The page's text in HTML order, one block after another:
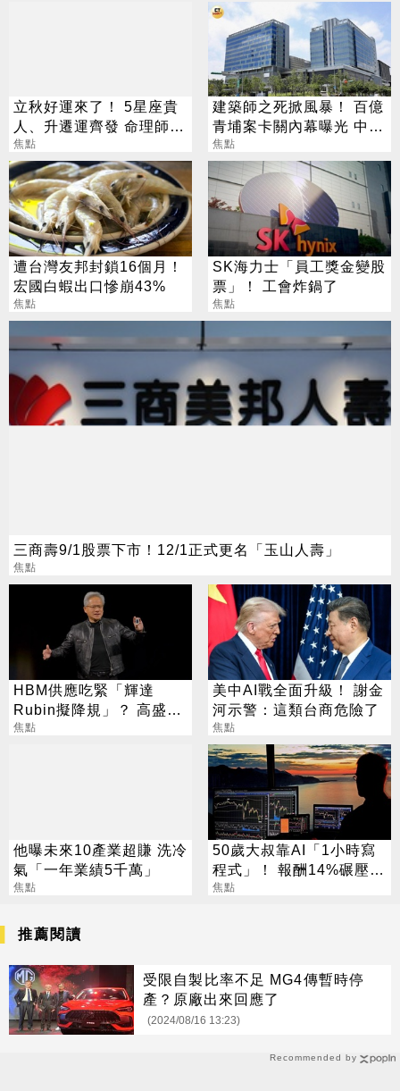
立秋好運來了！ 5星座貴
人、升遷運齊發 命理師：
把握黃金轉運期
焦點
建築師之死掀風暴！ 百億
青埔案卡關內幕曝光 中
央、地方互踢皮球
焦點
遭台灣友邦封鎖16個月！
宏國白蝦出口慘崩43%
焦點
SK海力士「員工獎金變股
票」！ 工會炸鍋了
焦點
三商壽9/1股票下市！12/1正式更名「玉山人壽」
焦點
HBM供應吃緊「輝達
Rubin擬降規」？ 高盛反
讚記憶體：牛市才開始
焦點
美中AI戰全面升級！ 謝金
河示警：這類台商危險了
焦點
他曝未來10產業超賺 洗冷
氣「一年業績5千萬」
焦點
50歲大叔靠AI「1小時寫
程式」！ 報酬14%碾壓標
普 直接辭職去炒股
焦點
Recommended by
推薦閱讀
受限自製比率不足 MG4傳暫時停
產？原廠出來回應了
(2024/08/16 13:23)